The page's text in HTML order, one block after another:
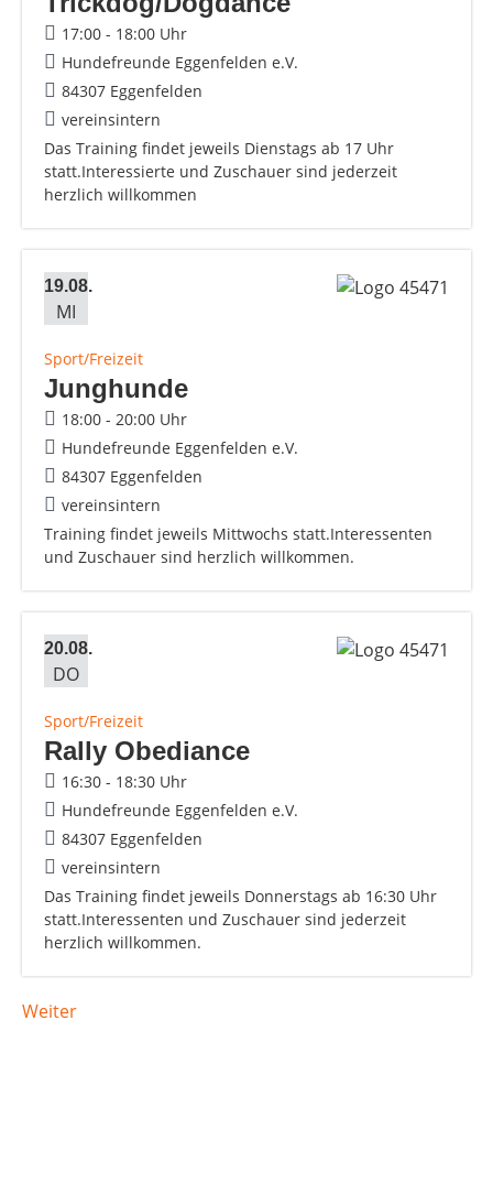
17:00 - 18:00 Uhr
Hundefreunde Eggenfelden e.V.
84307 Eggenfelden
vereinsintern
Das Training findet jeweils Dienstags ab 17 Uhr
statt.Interessierte und Zuschauer sind jederzeit
herzlich willkommen
19.08.
MI
Sport/Freizeit
Junghunde
18:00 - 20:00 Uhr
Hundefreunde Eggenfelden e.V.
84307 Eggenfelden
vereinsintern
Training findet jeweils Mittwochs statt.Interessenten
und Zuschauer sind herzlich willkommen.
20.08.
DO
Sport/Freizeit
Rally Obediance
16:30 - 18:30 Uhr
Hundefreunde Eggenfelden e.V.
84307 Eggenfelden
vereinsintern
Das Training findet jeweils Donnerstags ab 16:30 Uhr
statt.Interessenten und Zuschauer sind jederzeit
herzlich willkommen.
Weiter